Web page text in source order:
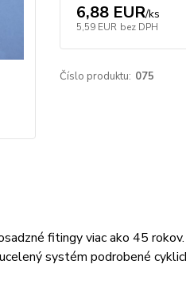
6,88 EUR/ks
5,59 EUR bez DPH
Číslo produktu: 075
fitingy viac ako 45
systém podrobené